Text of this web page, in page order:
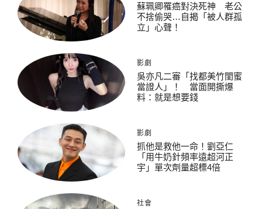
蘇珮卿罹癌對決死神 老公
不捨偷哭…自揭「被人群孤
立」心聲！
影劇
吳亦凡二審「找都美竹閨蜜
當證人」！ 當面開撕爆
料：就是想要錢
影劇
抓他是救他一命！劉亞仁
「用牛奶針頻率遠超河正
宇」單次劑量超標4倍
社會